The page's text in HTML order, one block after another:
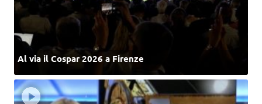
Al via il Cospar 2026 a Firenze